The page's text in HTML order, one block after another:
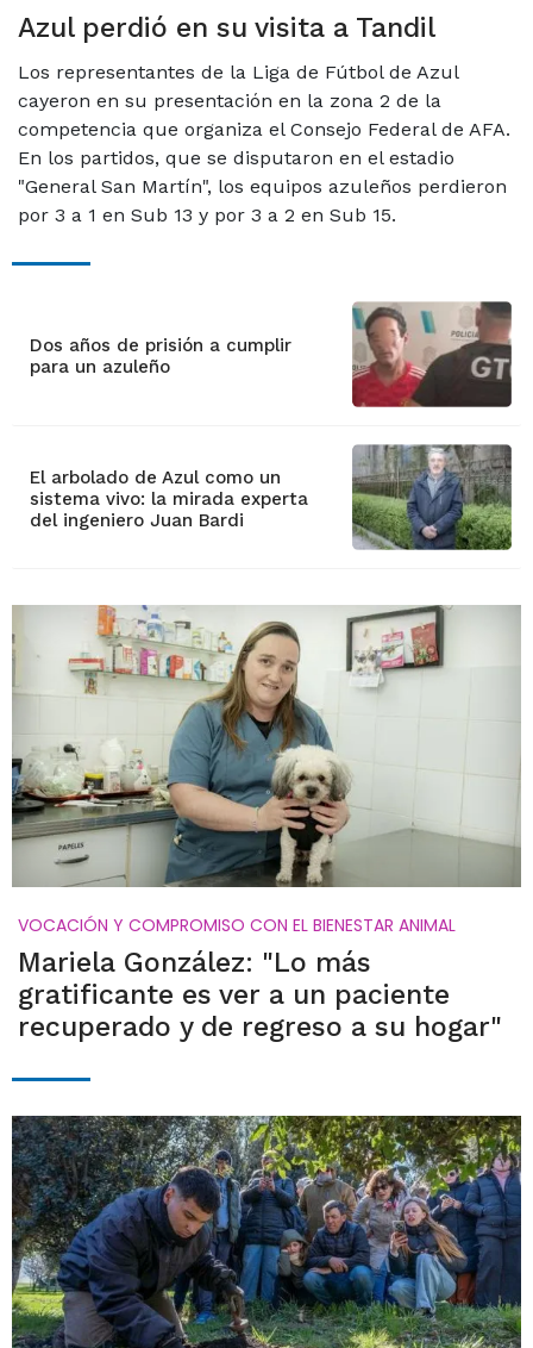
Azul perdió en su visita a Tandil
Los representantes de la Liga de Fútbol de Azul
cayeron en su presentación en la zona 2 de la
competencia que organiza el Consejo Federal de AFA.
En los partidos, que se disputaron en el estadio
"General San Martín", los equipos azuleños perdieron
por 3 a 1 en Sub 13 y por 3 a 2 en Sub 15.
Dos años de prisión a cumplir
para un azuleño
El arbolado de Azul como un
sistema vivo: la mirada experta
del ingeniero Juan Bardi
VOCACIÓN Y COMPROMISO CON EL BIENESTAR ANIMAL
Mariela González: "Lo más
gratificante es ver a un paciente
recuperado y de regreso a su hogar"